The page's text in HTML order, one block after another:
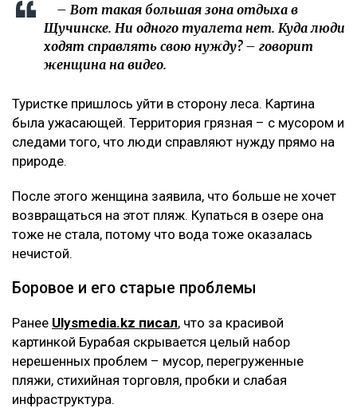
– Вот такая большая зона отдыха в
Щучинске. Ни одного туалета нет. Куда люди
ходят справлять свою нужду? – говорит
женщина на видео.
Туристке пришлось уйти в сторону леса. Картина
была ужасающей. Территория грязная – с мусором и
следами того, что люди справляют нужду прямо на
природе.
После этого женщина заявила, что больше не хочет
возвращаться на этот пляж. Купаться в озере она
тоже не стала, потому что вода тоже оказалась
нечистой.
Боровое и его старые проблемы
Ранее Ulysmedia.kz писал, что за красивой
картинкой Бурабая скрывается целый набор
нерешенных проблем – мусор, перегруженные
пляжи, стихийная торговля, пробки и слабая
инфраструктура.